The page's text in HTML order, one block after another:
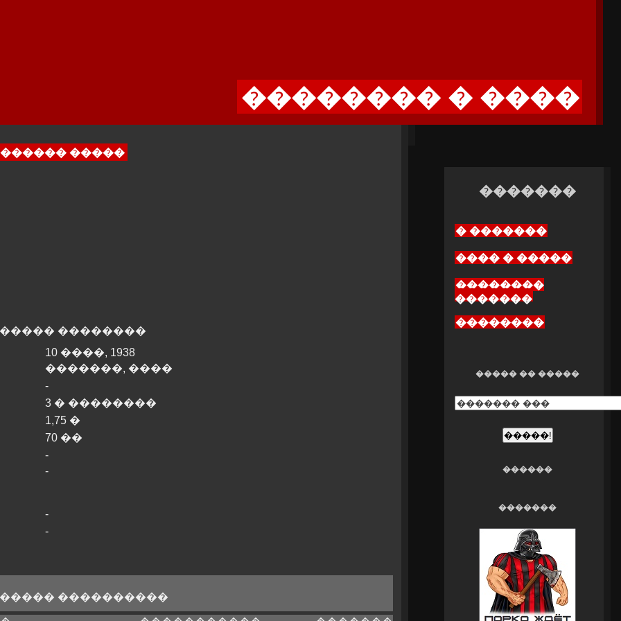
�������� � ����
�����
��������
10 ����, 1938
�������, ����
-
3 � ��������
1,75 �
70 ��
-
-
-
-
����������
�������
� �������
���� � �����
��������
�������
��������
����� �� �����
������
�������